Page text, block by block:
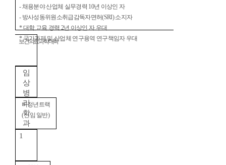
-채용분야 산업체 실무경력 10년 이상인 자
- 방사성동위원소취급감독자면허(SRI)소지자
*대학 교육 경력 2년 이상인 자 우대
*국가과제 및 산업체 연구용역 연구책임자 우대
보건의료과학대학
임
상
병
리
학
과
비정년트랙
(신임 일반)
1